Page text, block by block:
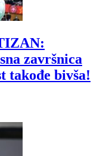
završnica
takođe bivša!